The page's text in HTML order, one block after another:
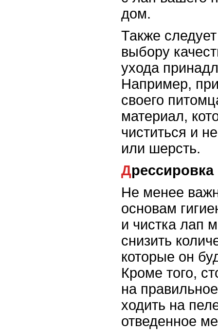
дом.
Также
выбору
ухода
Например,
своего
материал,
чиститься и
или шерсть.
Не менее
основам
и чистка лап
снизить
которые он
Кроме того,
на
ходить на
отведенное